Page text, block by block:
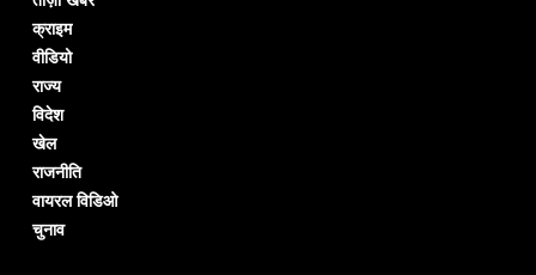
क्राइम
वीडियो
राज्य
विदेश
खेल
राजनीति
वायरल विडिओ
चुनाव